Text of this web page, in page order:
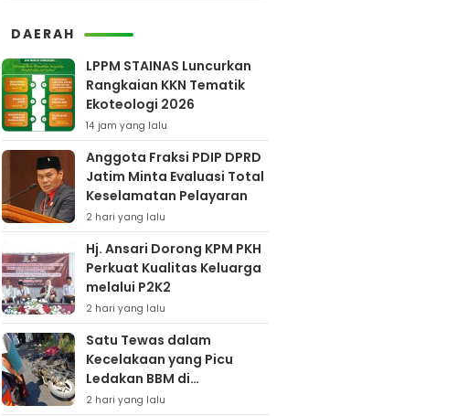
DAERAH
LPPM STAINAS Luncurkan
Rangkaian KKN Tematik
Ekoteologi 2026
14 jam yang lalu
Anggota Fraksi PDIP DPRD
Jatim Minta Evaluasi Total
Keselamatan Pelayaran
2 hari yang lalu
Hj. Ansari Dorong KPM PKH
Perkuat Kualitas Keluarga
melalui P2K2
2 hari yang lalu
Satu Tewas dalam
Kecelakaan yang Picu
Ledakan BBM di
Pamekasan
2 hari yang lalu